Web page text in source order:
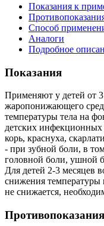
Показания к
Способ
Аналоги
Подробное
Показания
Применяют у детей от 3
жаропонижающего
температуры тела на
детских инфекционных
корь, краснуха,
- при зубной боли, в
головной боли, ушной
Для детей 2-3 месяцев
снижения температуры
не снижается,
Противопоказания